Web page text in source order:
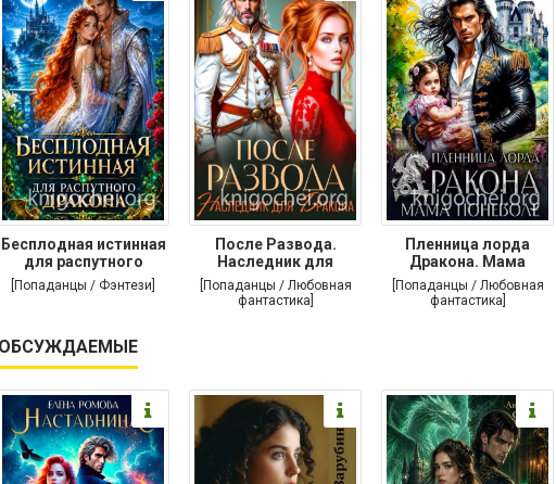
Бесплодная истинная
для распутного
дракона
[Попаданцы / Фэнтези]
После Развода.
Наследник для
дракона
[Попаданцы / Любовная
фантастика]
Пленница лорда
Дракона. Мама
поневоле
[Попаданцы / Любовная
фантастика]
ОБСУЖДАЕМЫЕ